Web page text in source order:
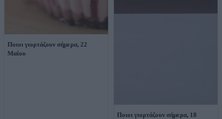
Ποιοι γιορτάζουν σήμερα, 22
Μαΐου
Ποιοι γιορτάζουν σήμερα, 18